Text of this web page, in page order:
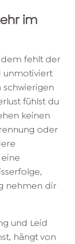
im
dem fehlt der
unmotiviert
schwierigen
fühlst du
keinen
oder
nehmen dir
und Leid
hängt von